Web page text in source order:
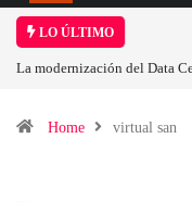
LO ÚLTIMO
La modernización del Data
Home
virtual san